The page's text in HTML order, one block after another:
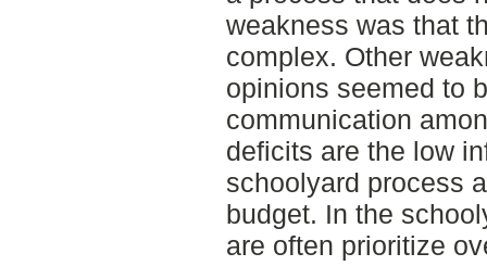
weakness was that
complex. Other
opinions seemed to
communication
deficits are the low
schoolyard process
budget. In the
are often prioritize